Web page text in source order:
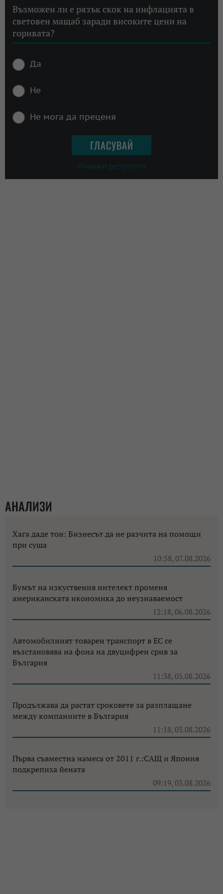
Възможен ли е рязък скок на инфлацията в
световен мащаб заради високите цени на
горивата?
Да
Не
Не мога да преценя
Покажи резултати
АНАЛИЗИ
Хага даде тон: Бизнесът да не разчита на помощи
при суша
10:58, 07.08.2026
Бумът на изкуствения интелект променя
американската икономика до неузнаваемост
12:18, 06.08.2026
Автомобилният товарен транспорт в ЕС се
възстановява на фона на двуцифрен срив за
България
11:38, 05.08.2026
Продължава да растат сроковете за разплащане
между компаниите в България
11:18, 03.08.2026
Първа съвместна намеса от 2011 г.:САЩ и Япония
подкрепиха йената
09:19, 03.08.2026